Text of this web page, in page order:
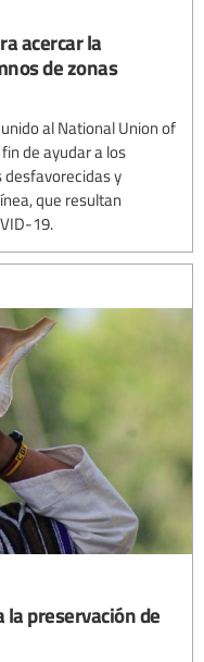
acercar la
de zonas
al National Union of
de ayudar a los
y
que resultan
19.
la preservación de